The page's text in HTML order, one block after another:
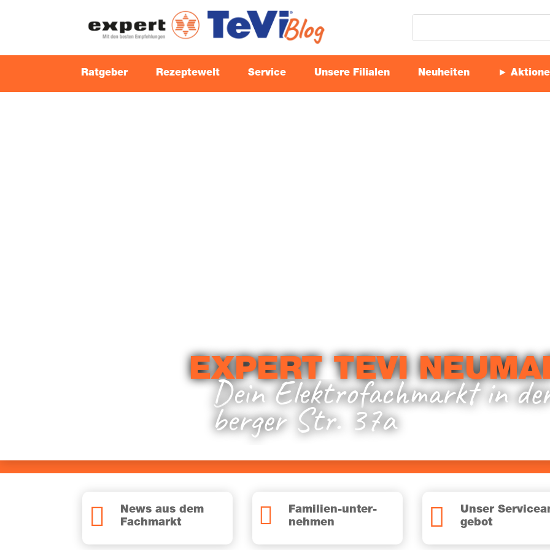
Rat­ge­ber Rezep­te­welt Ser­vice Unse­re Filialen Neu­hei­ten ►
EXPERT TEVI
Dein Elek­tro­fach­markt in
ber­ger Str. 37a

News aus dem
Fachmarkt

Fami­li­en-unter­
neh­men

Unser
ge­bot